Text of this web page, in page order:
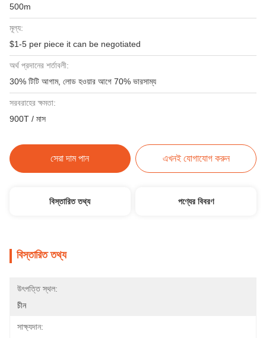
500m
মূল্য:
$1-5 per piece it can be negotiated
অর্থ প্রদানের শর্তাবলী:
30% টিটি আগাম, লোড হওয়ার আগে 70% ভারসাম্য
সরবরাহের ক্ষমতা:
900T / মাস
সেরা দাম পান এখনই যোগাযোগ করুন
বিস্তারিত তথ্য পণ্যের বিবরণ
বিস্তারিত তথ্য
উৎপত্তি স্থল:
চীন
সাক্ষ্যদান: